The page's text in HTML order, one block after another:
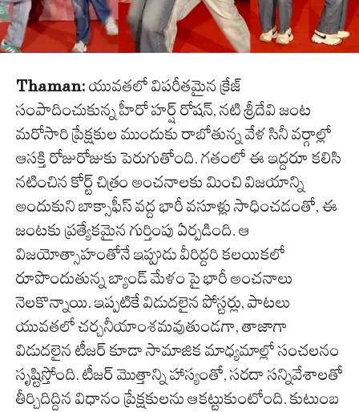
Thaman: యువతలో విపరీతమైన క్రేజ్
సంపాదించుకున్న హీరో హర్ష్ రోషన్, నటి శ్రీదేవి జంట
మరోసారి ప్రేక్షకుల ముందుకు రాబోతున్న వేళ సినీ వర్గాల్లో
ఆసక్తి రోజురోజుకు పెరుగుతోంది. గతంలో ఈ ఇద్దరూ కలిసి
నటించిన కోర్ట్ చిత్రం అంచనాలకు మించి విజయాన్ని
అందుకుని బాక్సాఫీస్ వద్ద భారీ వసూళ్లు సాధించడంతో, ఈ
జంటకు ప్రత్యేకమైన గుర్తింపు ఏర్పడింది. ఆ
విజయోత్సాహంతోనే ఇప్పుడు వీరిద్దరి కలయికలో
రూపొందుతున్న బ్యాండ్ మేళం పై భారీ అంచనాలు
నెలకొన్నాయి. ఇప్పటికే విడుదలైన పోస్టర్లు, పాటలు
యువతలో చర్చనీయాంశమవుతుండగా, తాజాగా
విడుదలైన టీజర్ కూడా సామాజిక మాధ్యమాల్లో సంచలనం
సృష్టిస్తోంది. టీజర్ మొత్తాన్ని హాస్యంతో, సరదా సన్నివేశాలతో
తీర్చిదిద్దిన విధానం ప్రేక్షకులను ఆకట్టుకుంటోంది. కుటుంబ